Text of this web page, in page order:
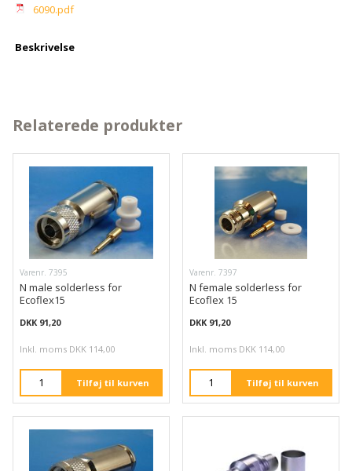
6090.pdf
Beskrivelse
Relaterede produkter
Varenr. 7395
N male solderless for
Ecoflex15
DKK 91,20
Inkl. moms DKK 114,00
Tilføj til kurven
Varenr. 7397
N female solderless for
Ecoflex 15
DKK 91,20
Inkl. moms DKK 114,00
Tilføj til kurven